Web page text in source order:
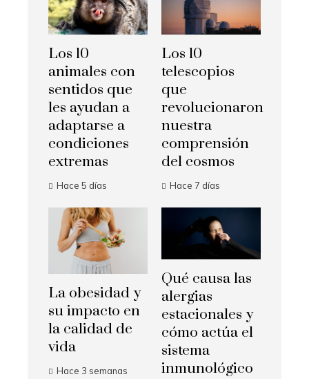
Los 10
animales con
sentidos que
les ayudan a
adaptarse a
condiciones
extremas
Hace 5 días
Los 10
telescopios
que
revolucionaron
nuestra
comprensión
del cosmos
Hace 7 días
La obesidad y
su impacto en
la calidad de
vida
Hace 3 semanas
Qué causa las
alergias
estacionales y
cómo actúa el
sistema
inmunológico